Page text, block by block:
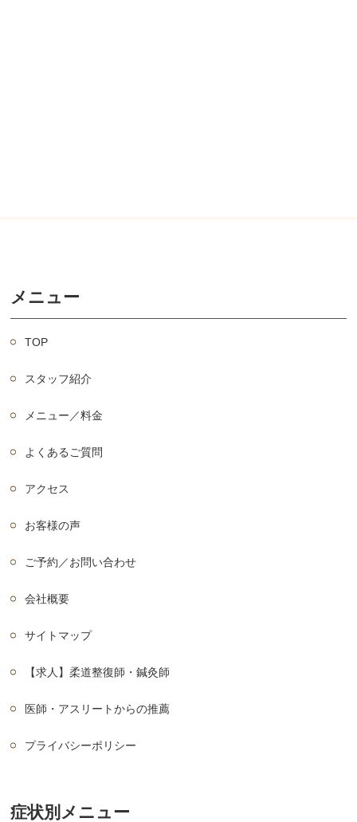
メニュー
TOP
スタッフ紹介
メニュー／料金
よくあるご質問
アクセス
お客様の声
ご予約／お問い合わせ
会社概要
サイトマップ
【求人】柔道整復師・鍼灸師
医師・アスリートからの推薦
プライバシーポリシー
症状別メニュー